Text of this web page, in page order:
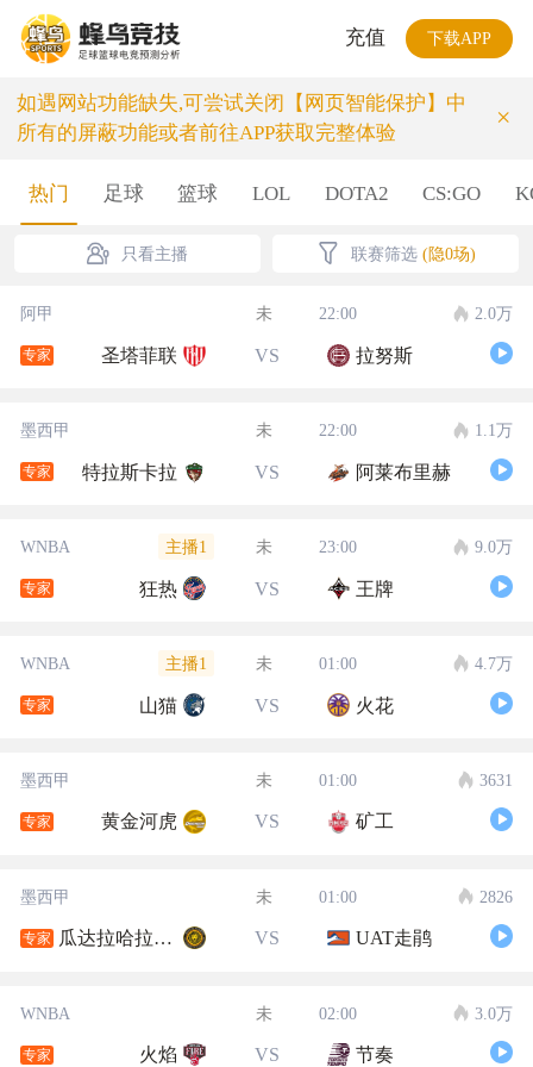
充值 下载APP
如遇网站功能缺失,可尝试关闭【网页智能保护】中
所有的屏蔽功能或者前往APP获取完整体验
×
热门 足球 篮球 LOL DOTA2 CS:GO
只看主播 联赛筛选 (隐0场)
阿甲 未 22:00 2.0万
专家 圣塔菲联 VS 拉努斯
墨西甲 未 22:00 1.1万
专家 特拉斯卡拉 VS 阿莱布里赫
WNBA 主播1 未 23:00 9.0万
专家 狂热 VS 王牌
WNBA 主播1 未 01:00 4.7万
专家 山猫 VS 火花
墨西甲 未 01:00 3631
专家 黄金河虎 VS 矿工
墨西甲 未 01:00 2826
专家 瓜达拉哈拉大学 VS UAT走鹃
WNBA 未 02:00 3.0万
专家 火焰 VS 节奏